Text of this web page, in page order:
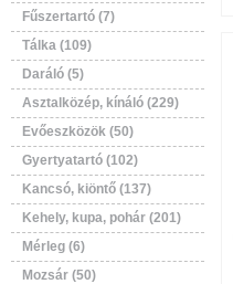
Fűszertartó (7)
Tálka (109)
Daráló (5)
Asztalközép, kínáló (229)
Evőeszközök (50)
Gyertyatartó (102)
Kancsó, kiöntő (137)
Kehely, kupa, pohár (201)
Mérleg (6)
Mozsár (50)